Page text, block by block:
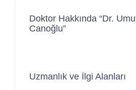
Doktor Hakkında “Dr.
Canoğlu”
Uzmanlık ve İlgi Alanları